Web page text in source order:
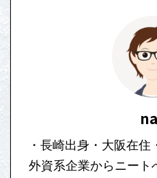
・長崎出身・大阪在
外資系企業からニート